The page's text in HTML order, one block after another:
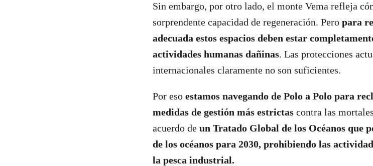
Sin embargo, por otro lado, el monte Vema refleja
sorprendente capacidad de regeneración. Pero para
adecuada estos espacios deben estar
actividades humanas dañinas. Las protecciones
internacionales claramente no son suficientes.
Por eso estamos navegando de Polo a Polo para
medidas de gestión más estrictas contra las
acuerdo de un Tratado Global de los Océanos que
de los océanos para 2030, prohibiendo las
la pesca industrial.